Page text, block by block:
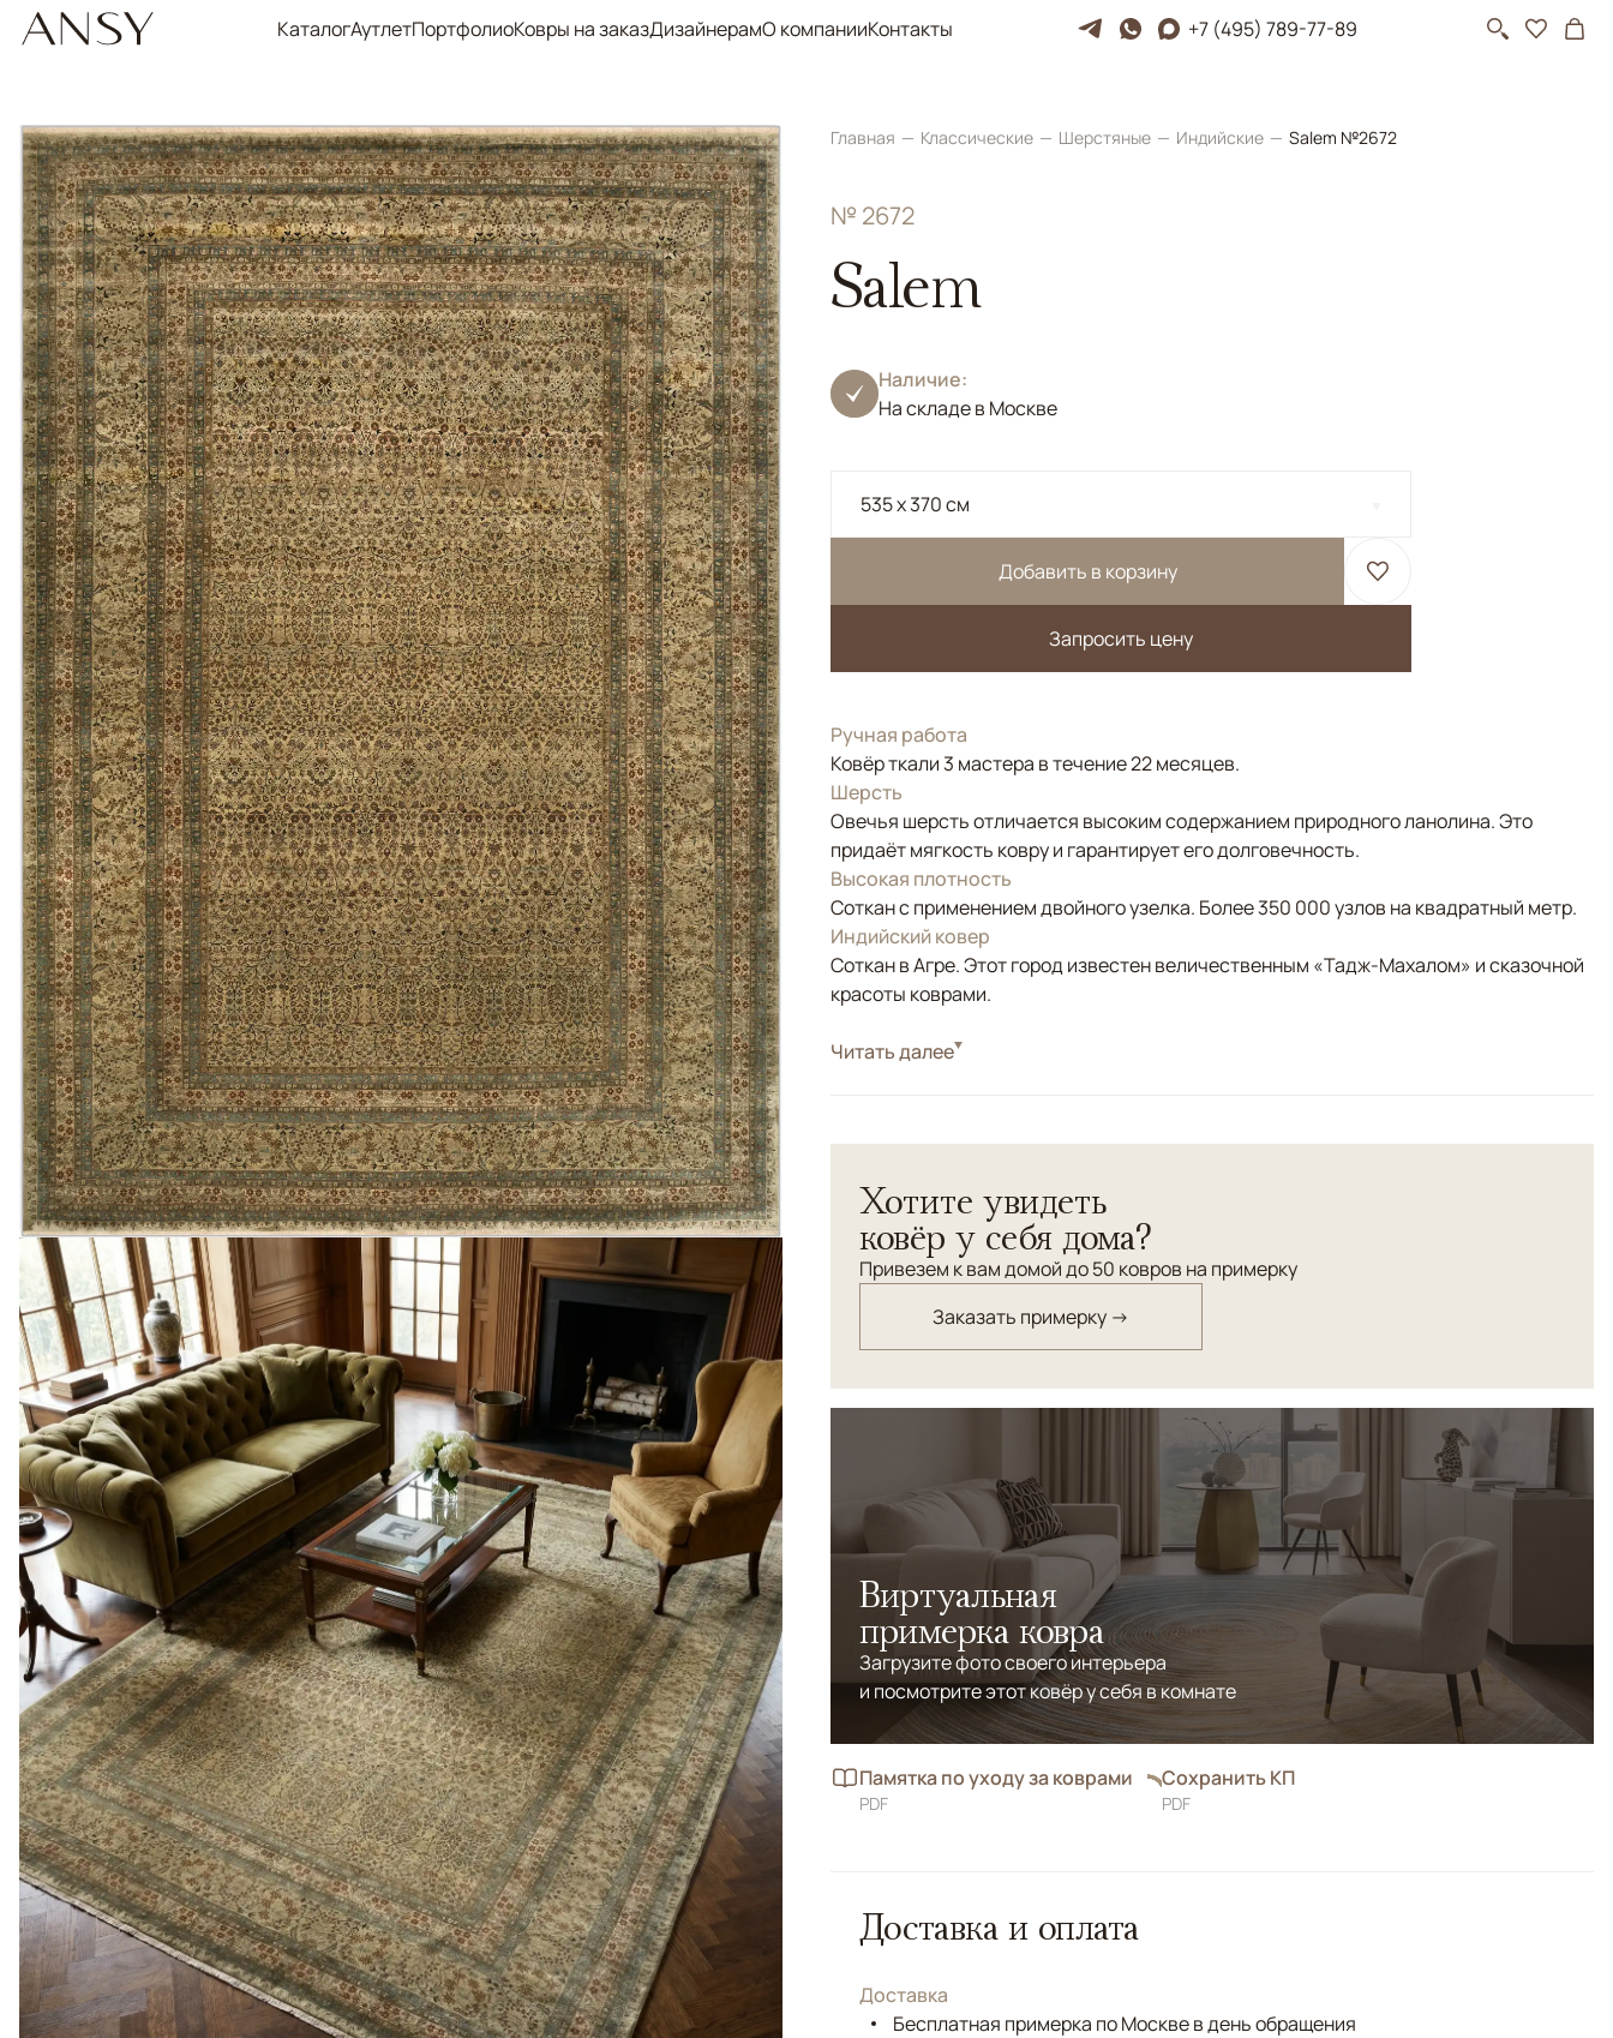
КаталогАутлетПортфолиоКовры на заказДизайнерамО компанииКонтакты +7 (495) 789-77-89
Главная Классические Шерстяные Индийские Salem №2672
№ 2672
Salem
Наличие:
На складе в Москве
535 x 370 см
Добавить в корзину
Запросить цену
Ручная работа
Ковёр ткали 3 мастера в течение 22 месяцев.
Шерсть
Овечья шерсть отличается высоким содержанием природного ланолина. Это
придаёт мягкость ковру и гарантирует его долговечность.
Высокая плотность
Соткан с применением двойного узелка. Более 350 000 узлов на квадратный метр.
Индийский ковер
Соткан в Агре. Этот город известен величественным «Тадж-Махалом» и сказочной
красоты коврами.
СтильКлассические
категории, натуральные красители природного происхождения. Высочайшая
плотность узлов.
Читать далее
Хотите увидеть
ковёр у себя дома?
Привезем к вам домой до 50 ковров на примерку
Заказать примерку →
Виртуальная
примерка ковра
Загрузите фото своего интерьера
и посмотрите этот ковёр у себя в комнате
Памятка по уходу за коврами
PDF
Сохранить КП
PDF
Доставка и оплата
Доставка
Бесплатная примерка по Москве в день обращения